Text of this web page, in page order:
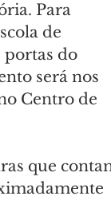
Para
de
portas do
será nos
Centro de
que